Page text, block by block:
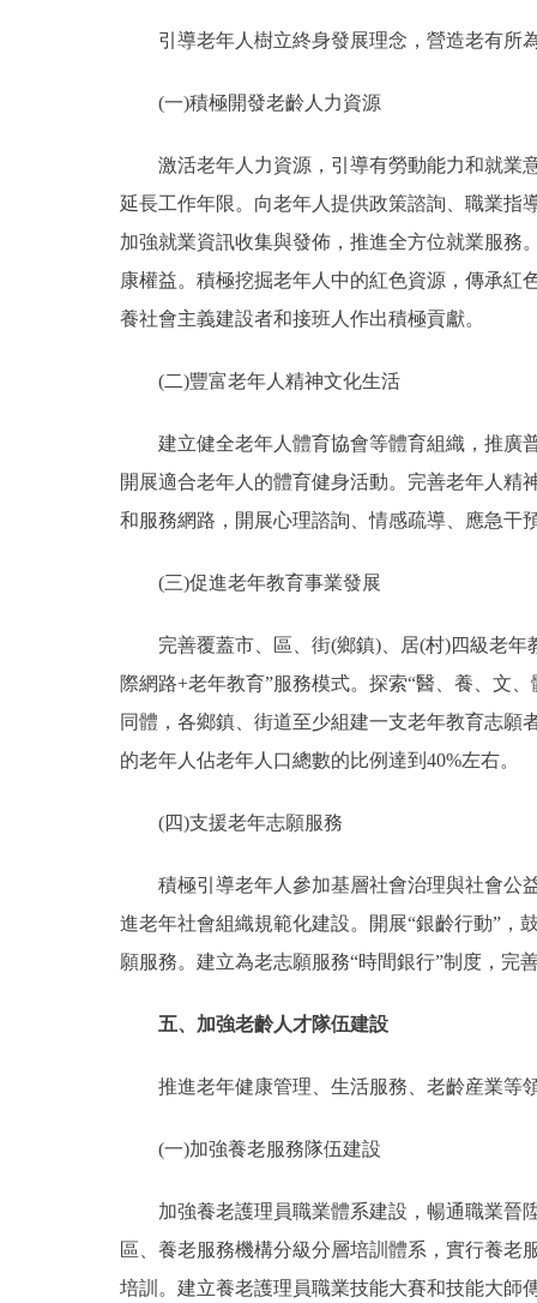
引導老年人樹立終身發展理念，營造老有所
(一)積極開發老齡人力資源
激活老年人力資源，引導有勞動能力和就業意
延長工作年限。向老年人提供政策諮詢、職業指
加強就業資訊收集與發佈，推進全方位就業服務
康權益。積極挖掘老年人中的紅色資源，傳承
養社會主義建設者和接班人作出積極貢獻。
(二)豐富老年人精神文化生活
建立健全老年人體育協會等體育組織，推廣普
開展適合老年人的體育健身活動。完善老年人
和服務網路，開展心理諮詢、情感疏導、應急干
(三)促進老年教育事業發展
完善覆蓋市、區、街(鄉鎮)、居(村)四級老年
際網路+老年教育”服務模式。探索“醫、養、文
同體，各鄉鎮、街道至少組建一支老年教育志願
的老年人佔老年人口總數的比例達到40%左右。
(四)支援老年志願服務
積極引導老年人參加基層社會治理與社會公益
進老年社會組織規範化建設。開展“銀齡行動”，
願服務。建立為老志願服務“時間銀行”制度，完
五、加強老齡人才隊伍建設
推進老年健康管理、生活服務、老齡産業等領
(一)加強養老服務隊伍建設
加強養老護理員職業體系建設，暢通職業晉陞
區、養老服務機構分級分層培訓體系，實行養
培訓。建立養老護理員職業技能大賽和技能大師